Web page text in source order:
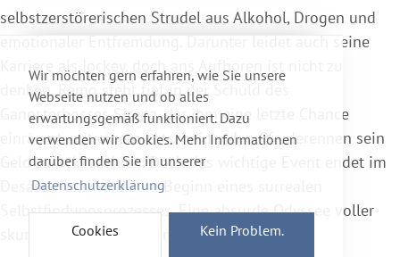
Wir möchten gern erfahren, wie Sie unsere
Webseite nutzen und ob alles
erwartungsgemäß funktioniert. Dazu
verwenden wir Cookies. Mehr Informationen
darüber finden Sie in unserer
Datenschutzerklärung
Cookies
Kein Problem.
selbstzerstörerischen Strudel aus Alkohol, Drogen und
emotionaler Entfremdung. Darunter leidet auch seine
Karriere als Jockey, doch ans Aufhören ist nicht zu
denken. Remo steht tief in der Schuld des
Gangsterbosses Sirena, der ihm eine letzte Chance
einräumt, mit einem entscheidenden Pferderennen sein
Geld zurückzuzahlen. Doch das wichtige Event endet im
Desaster und wird zum Beginn eines surrealen
Selbstfindungsprozesses. Eine absurde Odyssee voller
skurriler Begegnungen nimmt ihren Lauf…